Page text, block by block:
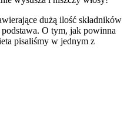
dużą ilość składników
O tym, jak powinna
pisaliśmy w jednym z